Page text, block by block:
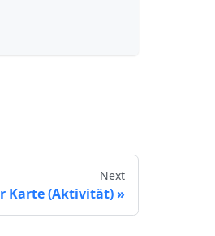
Next
Karte (Aktivität)